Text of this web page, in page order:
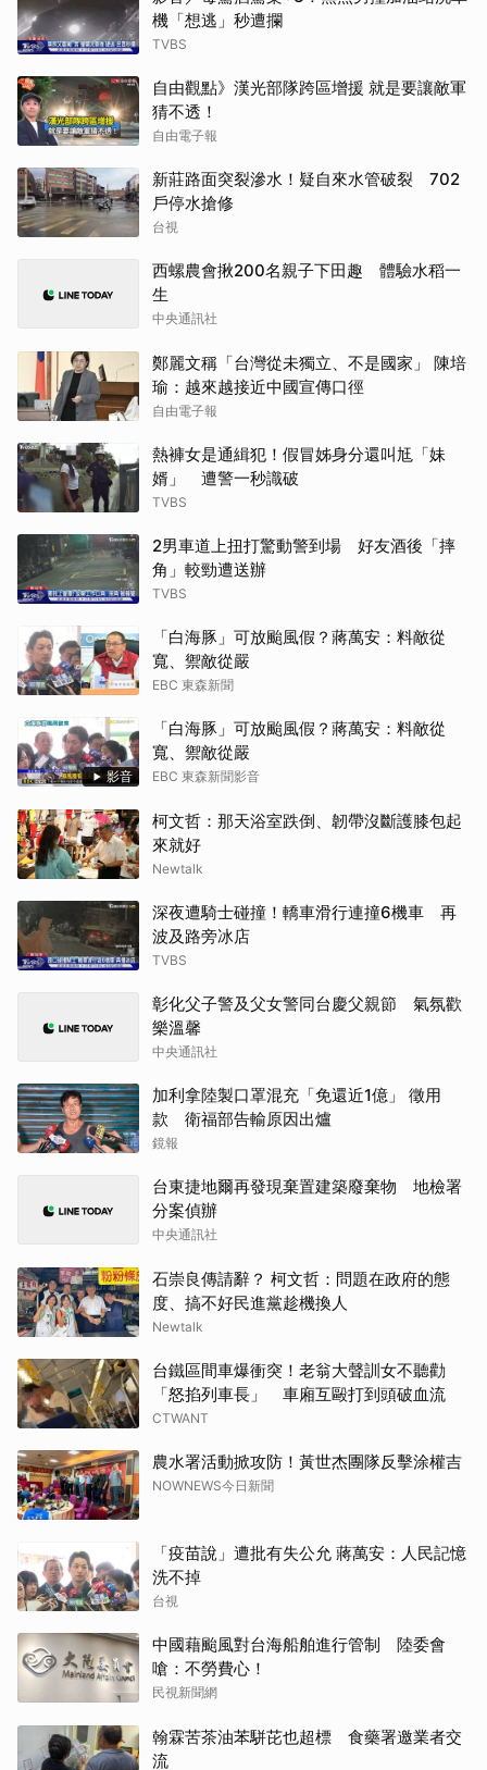
機「想逃」秒遭攔
TVBS
自由觀點》漢光部隊跨區增援 就是要讓敵軍
猜不透！
自由電子報
新莊路面突裂滲水！疑自來水管破裂 702
戶停水搶修
台視
西螺農會揪200名親子下田趣 體驗水稻一
生
中央通訊社
鄭麗文稱「台灣從未獨立、不是國家」 陳培
瑜：越來越接近中國宣傳口徑
自由電子報
熱褲女是通緝犯！假冒姊身分還叫尪「妹
婿」 遭警一秒識破
TVBS
2男車道上扭打驚動警到場 好友酒後「摔
角」較勁遭送辦
TVBS
「白海豚」可放颱風假？蔣萬安：料敵從
寬、禦敵從嚴
EBC 東森新聞
影音
「白海豚」可放颱風假？蔣萬安：料敵從
寬、禦敵從嚴
EBC 東森新聞影音
柯文哲：那天浴室跌倒、韌帶沒斷護膝包起
來就好
Newtalk
深夜遭騎士碰撞！轎車滑行連撞6機車 再
波及路旁冰店
TVBS
彰化父子警及父女警同台慶父親節 氣氛歡
樂溫馨
中央通訊社
加利拿陸製口罩混充「免還近1億」 徵用
款 衛福部告輸原因出爐
鏡報
台東捷地爾再發現棄置建築廢棄物 地檢署
分案偵辦
中央通訊社
石崇良傳請辭？ 柯文哲：問題在政府的態
度、搞不好民進黨趁機換人
Newtalk
台鐵區間車爆衝突！老翁大聲訓女不聽勸
「怒掐列車長」 車廂互毆打到頭破血流
CTWANT
農水署活動掀攻防！黃世杰團隊反擊涂權吉
NOWNEWS今日新聞
「疫苗說」遭批有失公允 蔣萬安：人民記憶
洗不掉
台視
中國藉颱風對台海船舶進行管制 陸委會
嗆：不勞費心！
民視新聞網
翰霖苦茶油苯駢芘也超標 食藥署邀業者交
流